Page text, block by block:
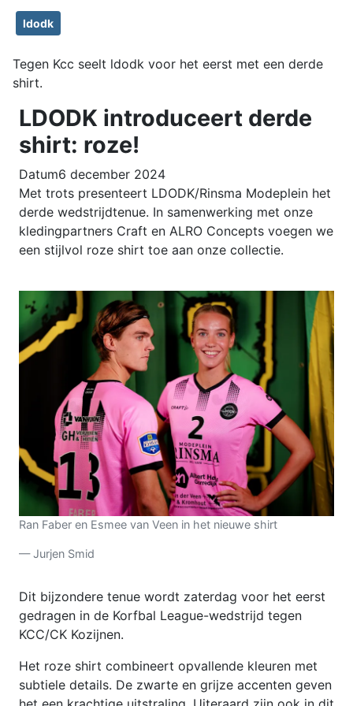
ldodk
Tegen Kcc seelt ldodk voor het eerst met een derde
shirt.
LDODK introduceert derde
shirt: roze!
Datum6 december 2024
Met trots presenteert LDODK/Rinsma Modeplein het
derde wedstrijdtenue. In samenwerking met onze
kledingpartners Craft en ALRO Concepts voegen we
een stijlvol roze shirt toe aan onze collectie.
Ran Faber en Esmee van Veen in het nieuwe shirt
— Jurjen Smid
Dit bijzondere tenue wordt zaterdag voor het eerst
gedragen in de Korfbal League-wedstrijd tegen
KCC/CK Kozijnen.
Het roze shirt combineert opvallende kleuren met
subtiele details. De zwarte en grijze accenten geven